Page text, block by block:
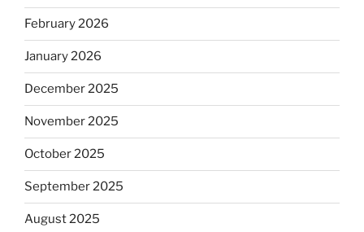
February 2026
January 2026
December 2025
November 2025
October 2025
September 2025
August 2025